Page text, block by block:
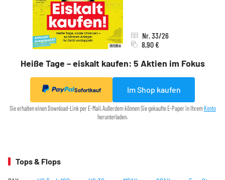
Heiße Tage – eiskalt kaufen: 5 Aktien im Fokus
Nr. 33/26
8,90 €
Sofortkauf Im Shop kaufen
Sie erhalten einen Download-Link per E-Mail. Außerdem können Sie gekaufte E-Paper in Ihrem Konto
herunterladen.
Tops & Flops